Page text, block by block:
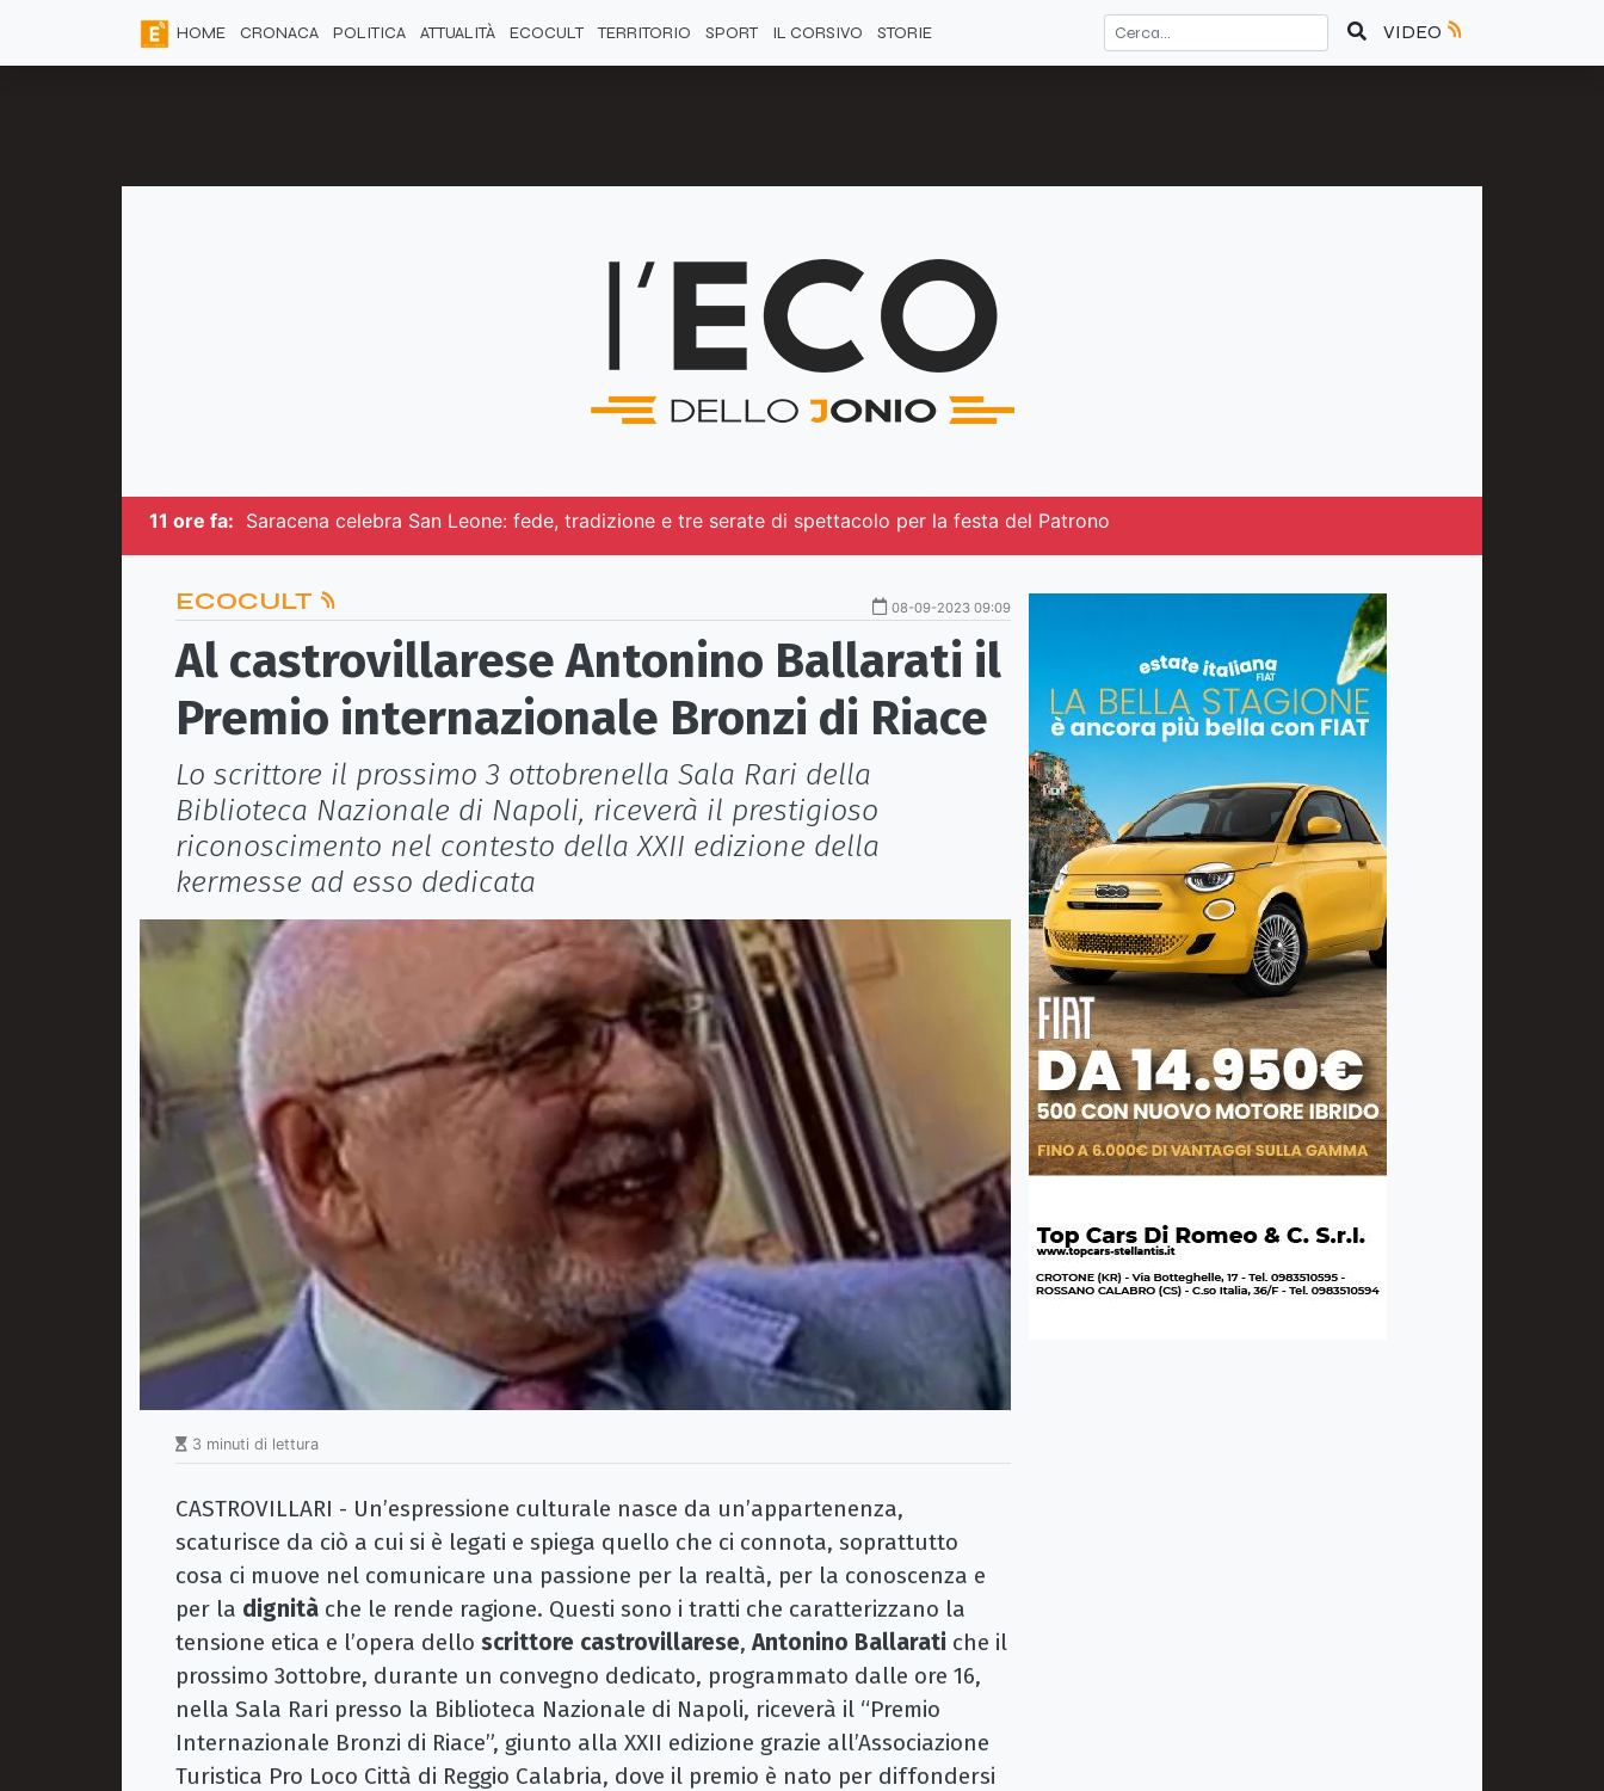
HOME CRONACA POLITICA ATTUALITÀ ECOCULT TERRITORIO SPORT IL CORSIVO STORIE VIDEO
11 ore fa: Saracena celebra San Leone: fede, tradizione e tre serate di spettacolo per la festa del Patrono
ECOCULT 08-09-2023 09:09
Al castrovillarese Antonino Ballarati il
Premio internazionale Bronzi di Riace
Lo scrittore il prossimo 3 ottobrenella Sala Rari della
Biblioteca Nazionale di Napoli, riceverà il prestigioso
riconoscimento nel contesto della XXII edizione della
kermesse ad esso dedicata
3 minuti di lettura
CASTROVILLARI - Un’espressione culturale nasce da un’appartenenza,
scaturisce da ciò a cui si è legati e spiega quello che ci connota, soprattutto
cosa ci muove nel comunicare una passione per la realtà, per la conoscenza e
per la dignità che le rende ragione. Questi sono i tratti che caratterizzano la
tensione etica e l’opera dello scrittore castrovillarese, Antonino Ballarati che il
prossimo 3ottobre, durante un convegno dedicato, programmato dalle ore 16,
nella Sala Rari presso la Biblioteca Nazionale di Napoli, riceverà il “Premio
Internazionale Bronzi di Riace”, giunto alla XXII edizione grazie all’Associazione
Turistica Pro Loco Città di Reggio Calabria, dove il premio è nato per diffondersi